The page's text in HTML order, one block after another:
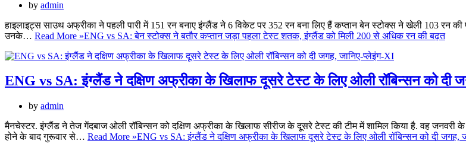
by admin
हाइलाइट्स साउथ अफ्रीका ने पहली पारी में 151 रन बनाए इंग्लैंड ने 6 विकेट पर 352 रन बना लिए हैं कप्तान बेन स्टोक्स ने खेली 103 रन
उनके… Read More »ENG vs SA: बेन स्टोक्स ने बतौर कप्तान जड़ा पहला टेस्ट शतक, इंग्लैंड को मिली 200 से अधिक रन की बढ़त
ENG vs SA: इंग्लैंड ने दक्षिण अफ्रीका के खिलाफ दूसरे टेस्ट के लिए ओली रॉबिन्सन को दी
by admin
मैनचेस्टर. इंग्लैंड ने तेज गेंदबाज ओली रॉबिन्सन को दक्षिण अफ्रीका के खिलाफ सीरीज के दूसरे टेस्ट की टीम में शामिल किया है. वह
होने के बाद गुरूवार से… Read More »ENG vs SA: इंग्लैंड ने दक्षिण अफ्रीका के खिलाफ दूसरे टेस्ट के लिए ओली रॉबिन्सन को दी जगह,